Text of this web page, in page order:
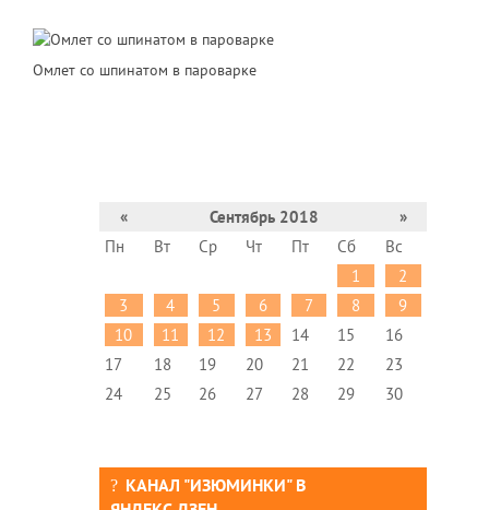
Омлет со шпинатом в пароварке
« Сентябрь 2018
»
Пн
Вт Ср Чт Пт Сб
Вс
1
2
3
4 5 6 7 8
9
10
11 12 13 14 15
16
17
18 19 20 21 22
23
24
25 26 27 28 29 30
КАНАЛ "ИЗЮМИНКИ" В